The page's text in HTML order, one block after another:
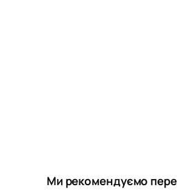
Ми рекомендуємо